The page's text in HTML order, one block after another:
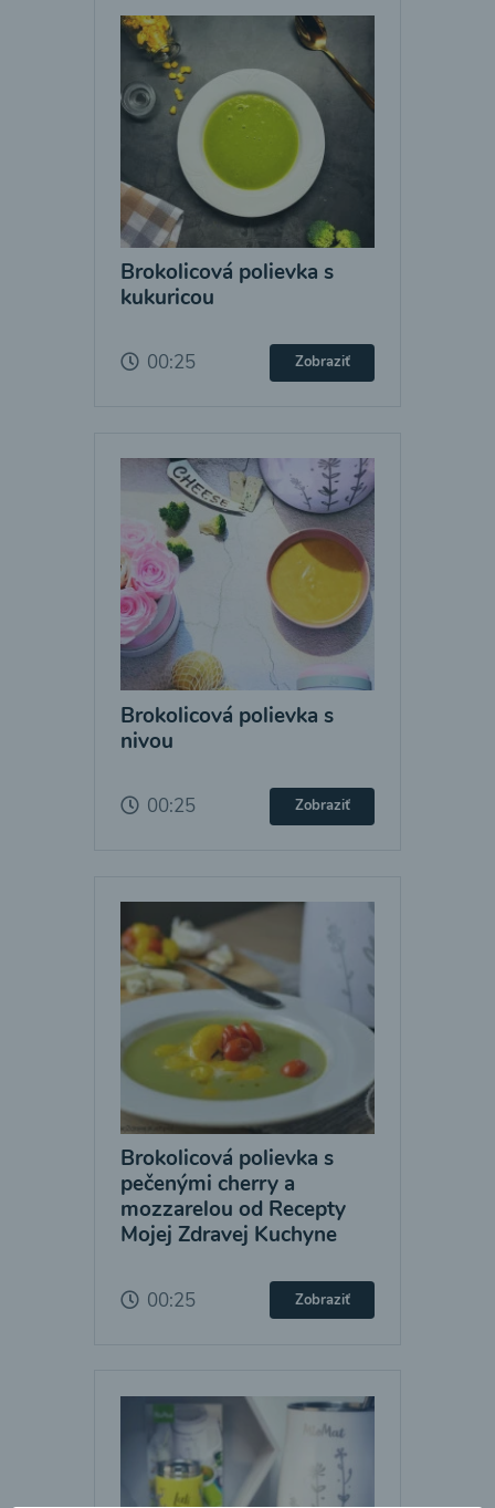
Brokolicová polievka s
kukuricou
00:25 Zobraziť
Brokolicová polievka s
nivou
00:25 Zobraziť
Brokolicová polievka s
pečenými cherry a
mozzarelou od Recepty
Mojej Zdravej Kuchyne
00:25 Zobraziť